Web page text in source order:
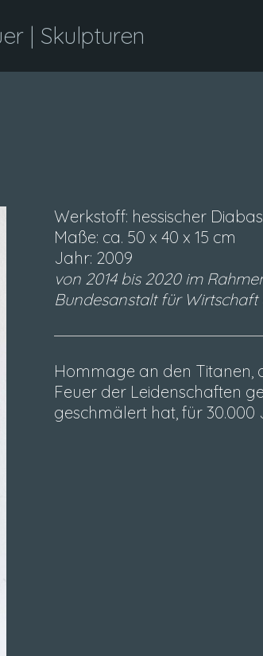
| Skulpturen
Werkstoff: hessischer
Maße: ca. 50 x 40 x 15 cm
Jahr: 2009
von 2014 bis 2020 im
Bundesanstalt für
Hommage an den Titanen,
Feuer der Leidenschaften
geschmälert hat, für